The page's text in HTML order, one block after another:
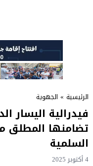
الرئيسية » الجهوية
فيدرالية اليسار
تضامنها المطلق
السلمية
4 أكتوبر 2025